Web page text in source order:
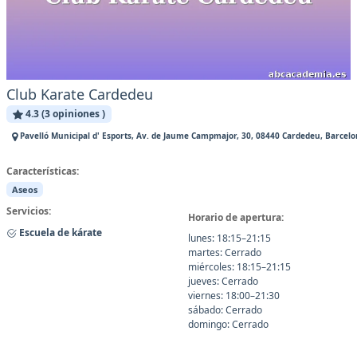
Club Karate Cardedeu
4.3 (3 opiniones )
Pavelló Municipal d' Esports, Av. de Jaume Campmajor, 30, 08440 Cardedeu,
Características:
Aseos
Servicios:
Escuela de kárate
Horario de apertura:
lunes: 18:15–21:15
martes: Cerrado
miércoles: 18:15–21:15
jueves: Cerrado
viernes: 18:00–21:30
sábado: Cerrado
domingo: Cerrado